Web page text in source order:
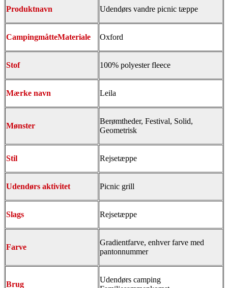
Produktnavn Udendørs vandre picnic tæppe
CampingmåtteMateriale Oxford
Stof 100% polyester fleece
Mærke navn Leila
Mønster
Berømtheder, Festival, Solid,
Geometrisk
Stil Rejsetæppe
Udendørs aktivitet Picnic grill
Slags Rejsetæppe
Farve
Gradientfarve, enhver farve med
pantonnummer
Brug
Udendørs camping